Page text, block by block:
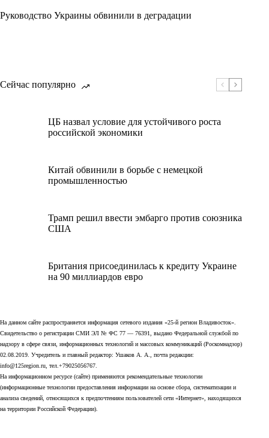
Руководство Украины обвинили в деградации
Сейчас популярно
ЦБ назвал условие для устойчивого роста
российской экономики
Китай обвинили в борьбе с немецкой
промышленностью
Трамп решил ввести эмбарго против союзника
США
Британия присоединилась к кредиту Украине
на 90 миллиардов евро
На данном сайте распространяется информация сетевого издания «25-й регион Владивосток».
Свидетельство о регистрации СМИ ЭЛ № ФС 77 — 76391, выдано Федеральной службой по
надзору в сфере связи, информационных технологий и массовых коммуникаций (Роскомнадзор)
02.08.2019. Учредитель и главный редактор: Ушаков А. А., почта редакции:
info@125region.ru, тел.+79025056767.
На информационном ресурсе (сайте) применяются рекомендательные технологии
(информационные технологии предоставления информации на основе сбора, систематизации и
анализа сведений, относящихся к предпочтениям пользователей сети «Интернет», находящихся
на территории Российской Федерации).